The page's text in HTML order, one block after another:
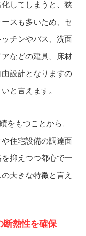
してしまうと、狭
スも多いため、セ
チンやバス、洗面
などの建具、床材
設計となりますの
と言えます。
をもつことから、
住宅設備の調達面
抑えつつ都心で一
大きな特徴と言え
断熱性を確保